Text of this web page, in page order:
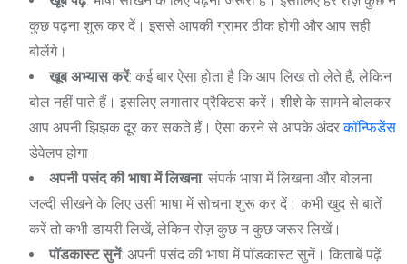
कुछ पढ़ना शुरू कर दें। इससे आपकी ग्रामर ठीक होगी और आप सही
बोलेंगे।
खूब अभ्यास करें: कई बार ऐसा होता है कि आप लिख तो लेते हैं, लेकिन
बोल नहीं पाते हैं। इसलिए लगातार प्रैक्टिस करें। शीशे के सामने बोलकर
आप अपनी झिझक दूर कर सकते हैं। ऐसा करने से आपके अंदरकॉन्फिडेंस
डेवेलप होगा।
अपनी पसंद की भाषा में लिखना: संपर्क भाषा में लिखना और बोलना
जल्दी सीखने के लिए उसी भाषा में सोचना शुरू कर दें। कभी खुद से बातें
करें तो कभी डायरी लिखें, लेकिन रोज़ कुछ न कुछ जरूर लिखें।
पॉडकास्ट सुनें: अपनी पसंद की भाषा में पॉडकास्ट सुनें। किताबें पढ़ें